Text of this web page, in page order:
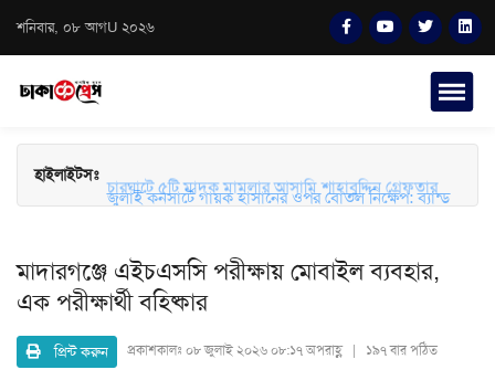
শনিবার, ০৮ আগU ২০২৬
হাইলাইটসঃ চারঘাটে ৫টি মাদক মামলার আসামি শাহাবুদ্দিন গ্রেফতার
মাদারগঞ্জে এইচএসসি পরীক্ষায় মোবাইল ব্যবহার,
এক পরীক্ষার্থী বহিষ্কার
প্রিন্ট করুন প্রকাশকালঃ ০৮ জুলাই ২০২৬ ০৮:১৭ অপরাহ্ণ | ১৯৭ বার পঠিত